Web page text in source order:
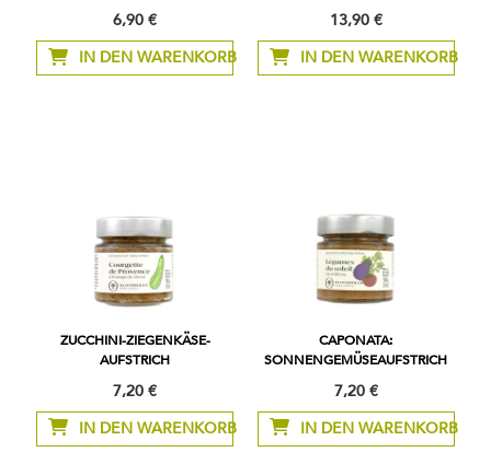
6,90 €
IN DEN WARENKORB
13,90 €
IN DEN WARENKORB
ZUCCHINI-ZIEGENKÄSE-
AUFSTRICH
7,20 €
IN DEN WARENKORB
CAPONATA:
SONNENGEMÜSEAUFSTRICH
7,20 €
IN DEN WARENKORB